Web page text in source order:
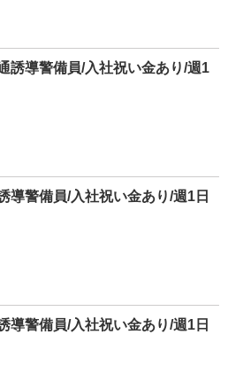
誘導警備員/入社祝い金あり/週1
導警備員/入社祝い金あり/週1日
導警備員/入社祝い金あり/週1日